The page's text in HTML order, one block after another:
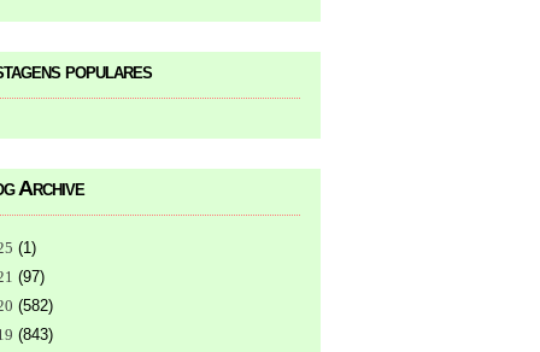
populares
Archive
(1 )
(97)
(582)
(843)